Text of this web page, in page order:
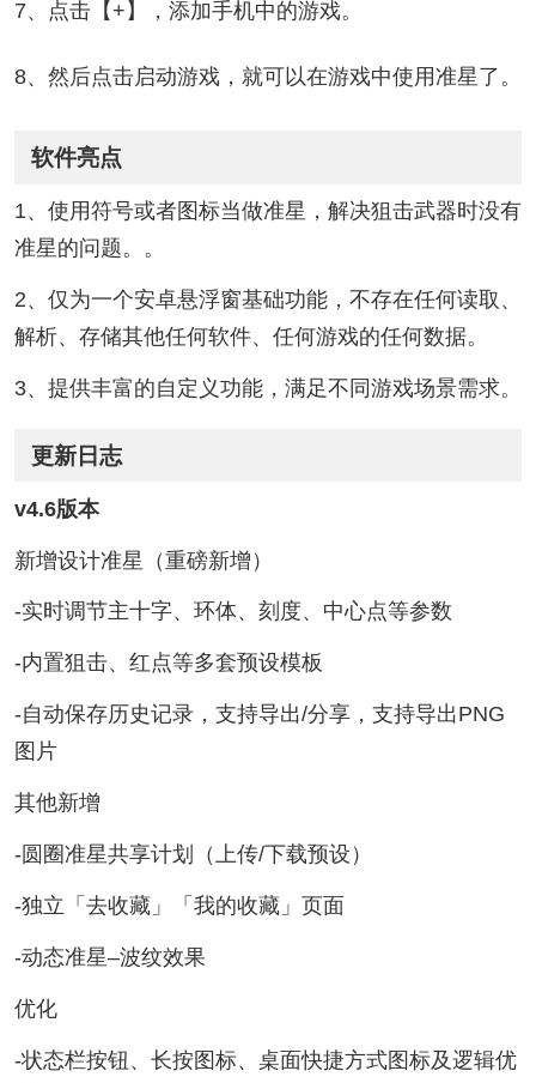
7、点击【+】，添加手机中的游戏。
8、然后点击启动游戏，就可以在游戏中使用准星了。
软件亮点
1、使用符号或者图标当做准星，解决狙击武器时没有
准星的问题。。
2、仅为一个安卓悬浮窗基础功能，不存在任何读取、
解析、存储其他任何软件、任何游戏的任何数据。
3、提供丰富的自定义功能，满足不同游戏场景需求。
更新日志
v4.6版本
新增设计准星（重磅新增）
-实时调节主十字、环体、刻度、中心点等参数
-内置狙击、红点等多套预设模板
-自动保存历史记录，支持导出/分享，支持导出PNG
图片
其他新增
-圆圈准星共享计划（上传/下载预设）
-独立「去收藏」「我的收藏」页面
-动态准星–波纹效果
优化
-状态栏按钮、长按图标、桌面快捷方式图标及逻辑优